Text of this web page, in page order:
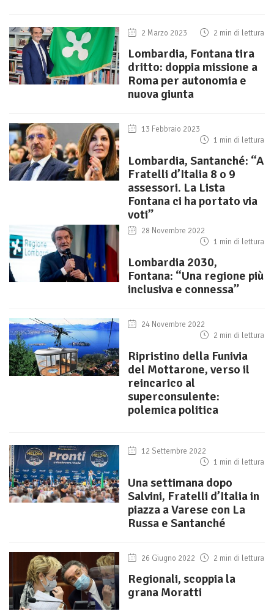
2 Marzo 2023 2 min di lettura
Lombardia, Fontana tira
dritto: doppia missione a
Roma per autonomia e
nuova giunta
13 Febbraio 2023
1 min di lettura
Lombardia, Santanché: “A
Fratelli d’Italia 8 o 9
assessori. La Lista
Fontana ci ha portato via
voti”
28 Novembre 2022
1 min di lettura
Lombardia 2030,
Fontana: “Una regione più
inclusiva e connessa”
24 Novembre 2022
2 min di lettura
Ripristino della Funivia
del Mottarone, verso il
reincarico al
superconsulente:
polemica politica
12 Settembre 2022
1 min di lettura
Una settimana dopo
Salvini, Fratelli d’Italia in
piazza a Varese con La
Russa e Santanché
26 Giugno 2022 2 min di lettura
Regionali, scoppia la
grana Moratti